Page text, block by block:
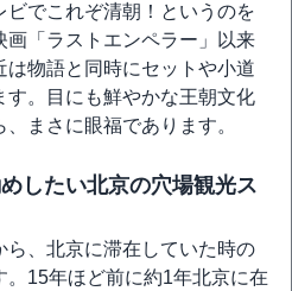
ビでこれぞ清朝！というのを
画「ラストエンペラー」以来
物語と同時にセットや小道
。目にも鮮やかな王朝文化
まさに眼福であります。
したい北京の穴場観光ス
ら、北京に滞在していた時の
15年ほど前に約1年北京に在